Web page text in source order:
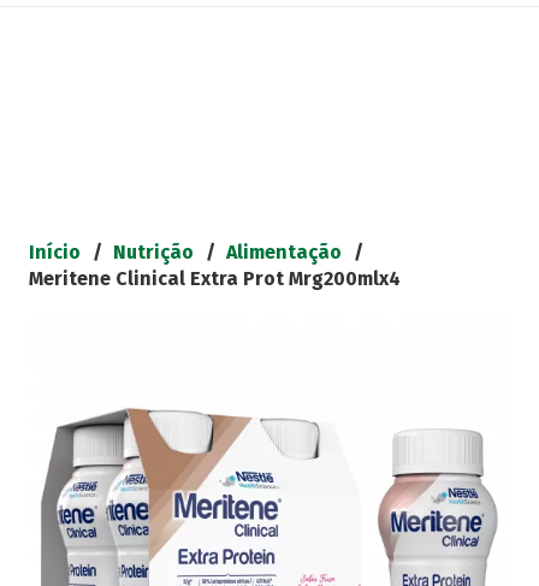
Início / Nutrição / Alimentação
/
Meritene Clinical Extra Prot Mrg200mlx4